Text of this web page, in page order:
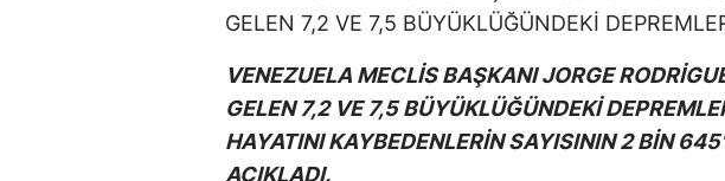
VENEZUELA MECLİS BAŞKANI JORGE
GELEN 7,2 VE 7,5 BÜYÜKLÜĞÜNDEKİ
HAYATINI KAYBEDENLERİN SAYISININ 2 BİN
AÇIKLADI.